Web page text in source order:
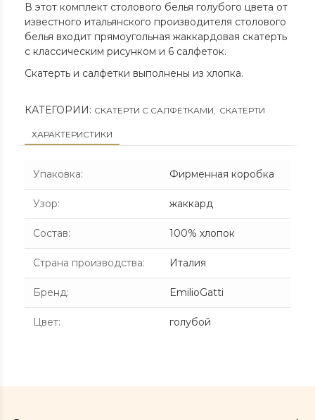
В этот комплект столового белья голубого цвета от
известного итальянского производителя столового
белья входит прямоугольная жаккардовая скатерть
с классическим рисунком и 6 салфеток.
Скатерть и салфетки выполнены из хлопка.
КАТЕГОРИИ: СКАТЕРТИ С САЛФЕТКАМИ, СКАТЕРТИ
ХАРАКТЕРИСТИКИ
Упаковка: Фирменная коробка
Узор: жаккард
Состав: 100% хлопок
Страна производства: Италия
Бренд: EmilioGatti
Цвет: голубой